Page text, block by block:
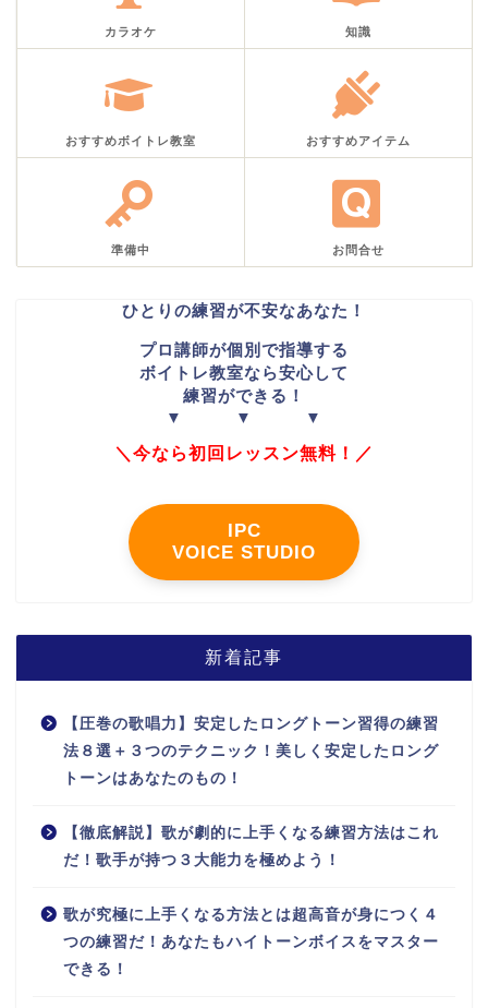
カラオケ 知識
おすすめボイトレ教室 おすすめアイテム
準備中 お問合せ
ひとりの練習が不安なあなた！
プロ講師が個別で指導する
ボイトレ教室なら安心して
練習ができる！
▼ ▼ ▼
＼今なら初回レッスン無料！／
IPC
VOICE STUDIO
新着記事
【圧巻の歌唱力】安定したロングトーン習得の練習
法８選＋３つのテクニック！美しく安定したロング
トーンはあなたのもの！
【徹底解説】歌が劇的に上手くなる練習方法はこれ
だ！歌手が持つ３大能力を極めよう！
歌が究極に上手くなる方法とは超高音が身につく４
つの練習だ！あなたもハイトーンボイスをマスター
できる！